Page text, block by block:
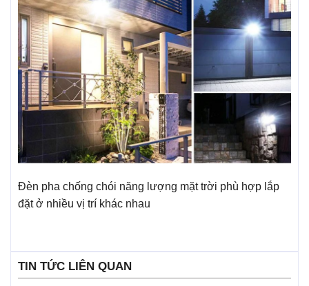
Đèn pha chống chói năng lượng mặt trời phù hợp lắp
đặt ở nhiều vị trí khác nhau
TIN TỨC LIÊN QUAN